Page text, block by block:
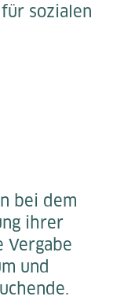
sozialen
bei dem
ihrer
und